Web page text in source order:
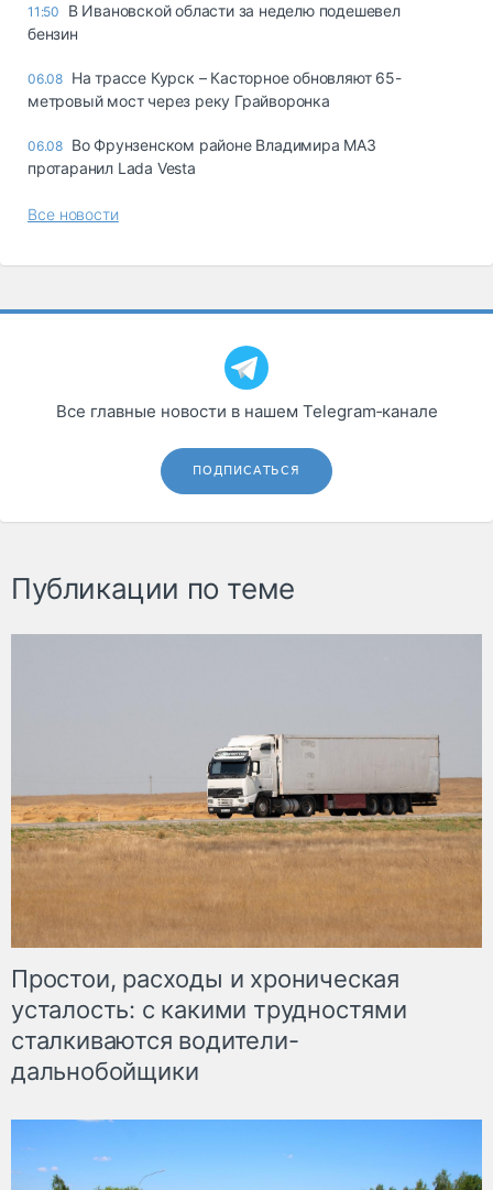
11:50
В Ивановской области за неделю подешевел
бензин
06.08 На трассе Курск – Касторное обновляют 65-
метровый мост через реку Грайворонка
06.08 Во Фрунзенском районе Владимира МАЗ
протаранил Lada Vesta
Все новости
Все главные новости в нашем Telegram‑канале
ПОДПИСАТЬСЯ
Публикации по теме
Простои, расходы и хроническая
усталость: с какими трудностями
сталкиваются водители-
дальнобойщики